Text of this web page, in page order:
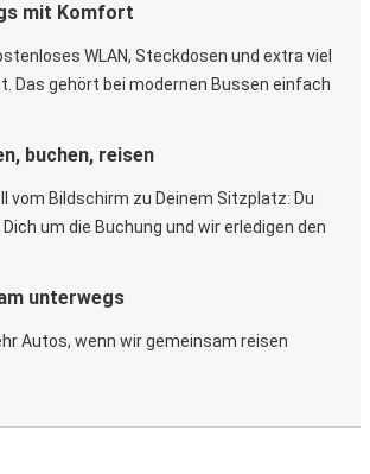
mit Komfort
WLAN, Steckdosen und extra viel
Das gehört bei modernen Bussen einfach
buchen, reisen
vom Bildschirm zu Deinem Sitzplatz: Du
um die Buchung und wir erledigen den
unterwegs
Autos, wenn wir gemeinsam reisen